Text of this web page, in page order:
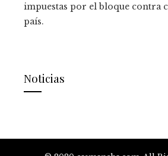
impuestas por el bloque contra
país.
Noticias